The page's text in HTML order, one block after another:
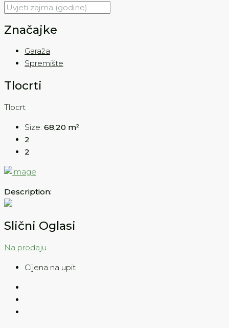
Značajke
Garaža
Spremište
Tlocrti
Tlocrt
Size: 68,20 m²
2
2
Description:
Slični Oglasi
Na prodaju
Cijena na upit